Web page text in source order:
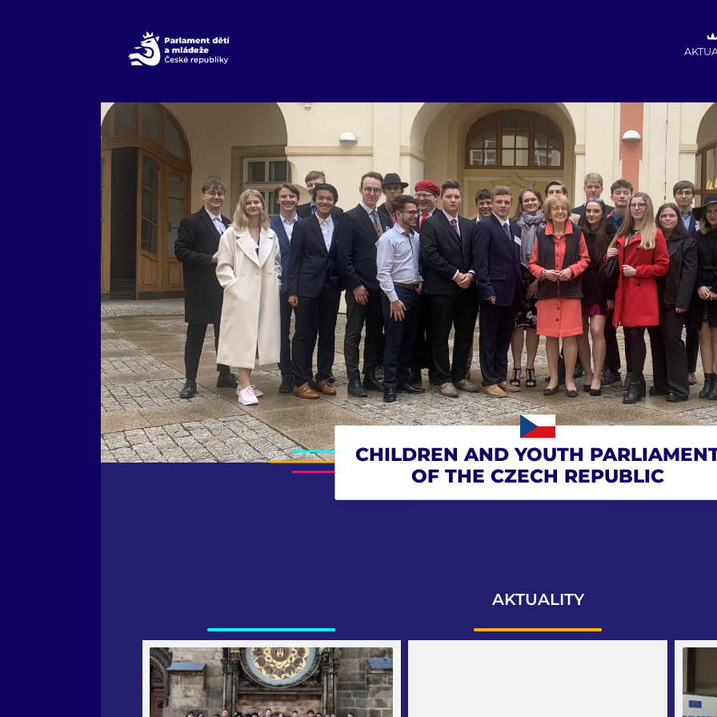
CHILDREN AND YOUTH
OF THE CZECH REPUBLIC
AKTUALITY